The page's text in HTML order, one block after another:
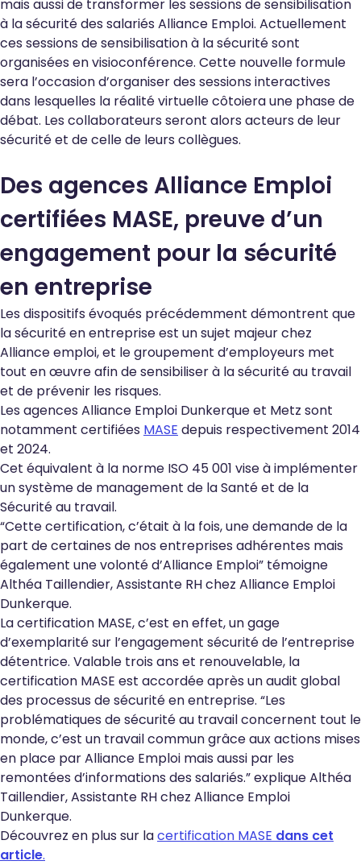
mais aussi de transformer les sessions de sensibilisation
à la sécurité des salariés Alliance Emploi. Actuellement
ces sessions de sensibilisation à la sécurité sont
organisées en visioconférence. Cette nouvelle formule
sera l’occasion d’organiser des sessions interactives
dans lesquelles la réalité virtuelle côtoiera une phase de
débat. Les collaborateurs seront alors acteurs de leur
sécurité et de celle de leurs collègues.
Des agences Alliance Emploi
certifiées MASE, preuve d’un
engagement pour la sécurité
en entreprise
Les dispositifs évoqués précédemment démontrent que
la sécurité en entreprise est un sujet majeur chez
Alliance emploi, et le groupement d’employeurs met
tout en œuvre afin de sensibiliser à la sécurité au travail
et de prévenir les risques.
Les agences Alliance Emploi Dunkerque et Metz sont
notamment certifiées MASE depuis respectivement 2014
et 2024.
Cet équivalent à la norme ISO 45 001 vise à implémenter
un système de management de la Santé et de la
Sécurité au travail.
“Cette certification, c’était à la fois, une demande de la
part de certaines de nos entreprises adhérentes mais
également une volonté d’Alliance Emploi” témoigne
Althéa Taillendier, Assistante RH chez Alliance Emploi
Dunkerque.
La certification MASE, c’est en effet, un gage
d’exemplarité sur l’engagement sécurité de l’entreprise
détentrice. Valable trois ans et renouvelable, la
certification MASE est accordée après un audit global
des processus de sécurité en entreprise. “Les
problématiques de sécurité au travail concernent tout le
monde, c’est un travail commun grâce aux actions mises
en place par Alliance Emploi mais aussi par les
remontées d’informations des salariés.” expliqueAlthéa
Taillendier, Assistante RH chez Alliance Emploi
Dunkerque.
Découvrez en plus sur lacertification MASE dans cet
article.